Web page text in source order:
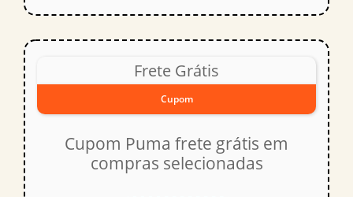
Frete Grátis
Cupom
Cupom Puma frete grátis em
compras selecionadas